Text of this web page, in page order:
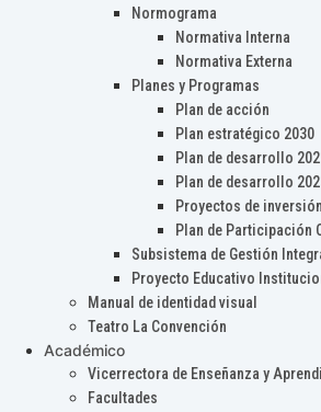
Normograma
Normativa Interna
Normativa Externa
Planes y Programas
Plan de acción
Plan estratégico 2030
Plan de desarrollo
Plan de desarrollo
Proyectos de inversión
Plan de Participación
Subsistema de Gestión
Proyecto Educativo
Manual de identidad visual
Teatro La Convención
Académico
Vicerrectora de Enseñanza y
Facultades